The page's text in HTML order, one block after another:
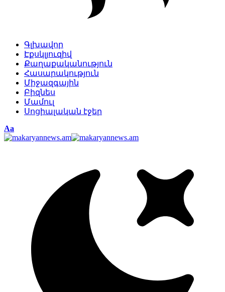
Գլխավոր
Էքսկլյուզիվ
Քաղաքականություն
Հասարակություն
Միջազգային
Բիզնես
Մամուլ
Սոցիալական էջեր
Изменение
размера
Аа